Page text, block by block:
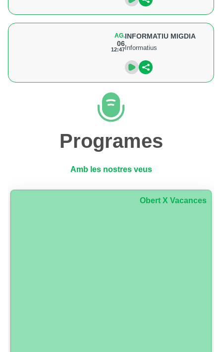
AG.
06
12:47
INFORMATIU MIGDIA
Informatius
Programes
Amb les nostres veus
Obert X Vacances